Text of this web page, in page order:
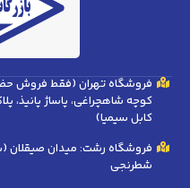
فروشگاه تهران (فقط فروش
کابل سیمیا)
فروشگاه رشت: میدان صیقلان
شطرنجی